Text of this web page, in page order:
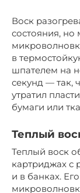
Воск
состояния, но
в
шпателем на
секунд — так,
утратил
бумаги или
Теплый
Теплый воск
картриджах с
и в банках.